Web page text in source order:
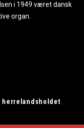
i 1949 været dansk
organ.
herrelandsholdet